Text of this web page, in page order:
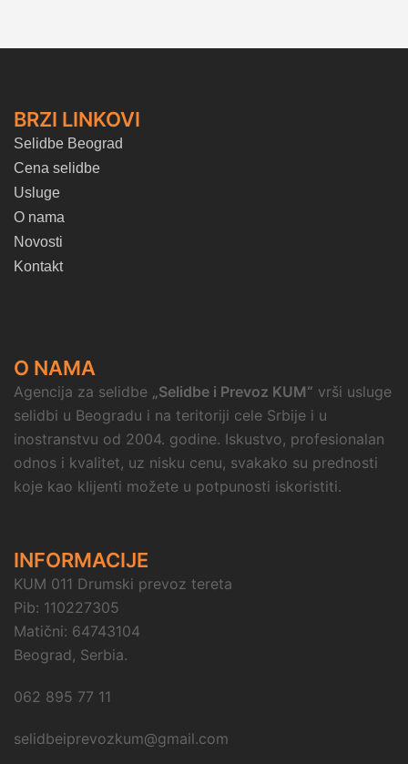
BRZI LINKOVI
Selidbe Beograd
Cena selidbe
Usluge
O nama
Novosti
Kontakt
O NAMA
Agencija za selidbe „Selidbe i Prevoz KUM“ vrši usluge
selidbi u Beogradu i na teritoriji cele Srbije i u
inostranstvu od 2004. godine. Iskustvo, profesionalan
odnos i kvalitet, uz nisku cenu, svakako su prednosti
koje kao klijenti možete u potpunosti iskoristiti.
INFORMACIJE
KUM 011 Drumski prevoz tereta
Pib: 110227305
Matični: 64743104
Beograd, Serbia.
062 895 77 11
selidbeiprevozkum@gmail.com